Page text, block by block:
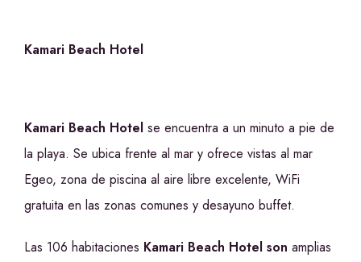
Kamari Beach Hotel
Kamari Beach Hotel se encuentra a un minuto a pie de
la playa. Se ubica frente al mar y ofrece vistas al mar
Egeo, zona de piscina al aire libre excelente, WiFi
gratuita en las zonas comunes y desayuno buffet.
Las 106 habitaciones Kamari Beach Hotel son amplias